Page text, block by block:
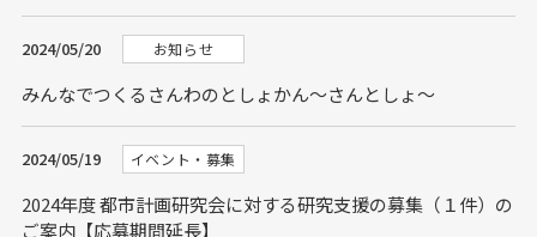
2024/05/20 お知らせ
みんなでつくるさんわのとしょかん～さんとしょ～
2024/05/19 イベント・募集
2024年度 都市計画研究会に対する研究支援の募集（１件）の
ご案内【応募期間延長】